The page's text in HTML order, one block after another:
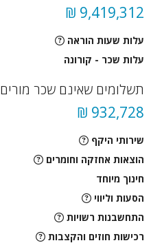
9,419,312 ₪
עלות שעות הוראה
עלות שכר - קורונה
תשלומים שאינם שכר מורים
932,728 ₪
שירותי היקף
הוצאות אחזקה וחומרים
חינוך מיוחד
הסעות וליווי
התחשבנות רשויות
רכישות חוזים והקצבות